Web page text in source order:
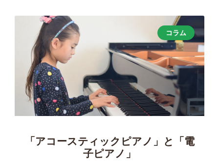
コラム
「アコースティックピアノ」と「電
子ピアノ」